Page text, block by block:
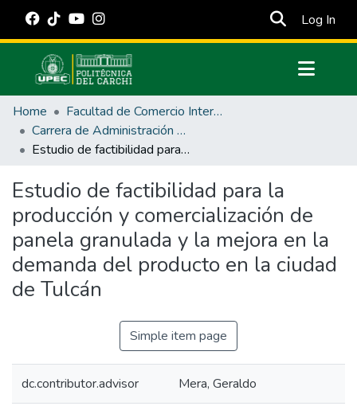
Log In
Communities & Collections
All of DSpace
Statistics
Estadísticas Externas
Manuales
Home
Facultad de Comercio Internacional, Integración, Administración y Economía Empresarial
Carrera de Administración de Empresas y Marketing
Estudio de factibilidad para la producción y comercialización de panela granulada y la mejora en la demanda del producto en la ciudad de Tulcán
Estudio de factibilidad para la
producción y comercialización de
panela granulada y la mejora en la
demanda del producto en la ciudad
de Tulcán
Simple item page
dc.contributor.advisor Mera, Geraldo